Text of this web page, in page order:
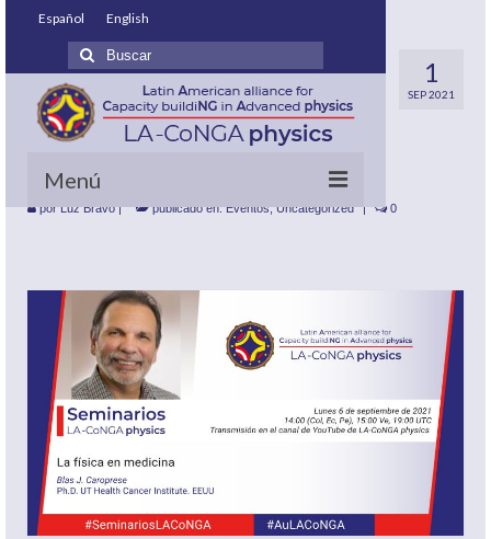
Español English
Buscar
por:
Menú
¿Quiénes somos?
¿Cómo lo hacemos?
Maestrías involucradas
Nuestras Políticas
Oferta académica
1
SEP 2021
06/09/21
Seminario: La física
en medicina
porLuz Bravo| publicado en:Eventos,Uncategorized | 0